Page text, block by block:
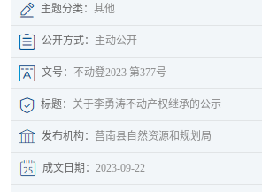
主题分类： 其他
公开方式： 主动公开
文号： 不动登2023 第377号
标题： 关于李勇涛不动产权继承的公示
发布机构： 莒南县自然资源和规划局
成文日期： 2023-09-22